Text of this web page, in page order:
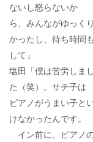
ないし怒らないか
ら、みんながゆっく
かったし、待ち時間
して」
塩田「僕は苦労しま
た（笑）。サチ子は
ピアノがうまい子と
けなかったんです。
イン前に、ピアノ